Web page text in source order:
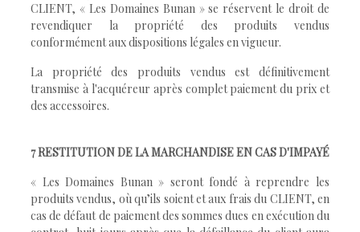
CLIENT, « Les Domaines Bunan » se réservent le droit de
revendiquer la propriété des produits vendus
conformément aux dispositions légales en vigueur.
La propriété des produits vendus est définitivement
transmise à l'acquéreur après complet paiement du prix et
des accessoires.
7 RESTITUTION DE LA MARCHANDISE EN CAS D'IMPAYÉ
« Les Domaines Bunan » seront fondé à reprendre les
produits vendus, où qu’ils soient et aux frais du CLIENT, en
cas de défaut de paiement des sommes dues en exécution du